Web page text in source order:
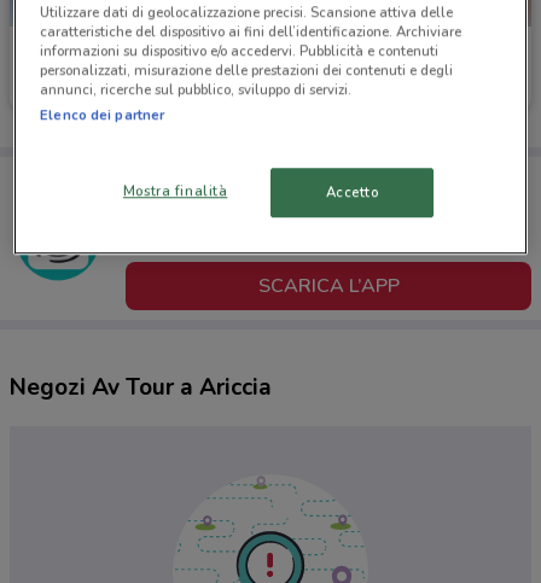
Av Tour
Scade il 03/09
Av Tour
Scade il 25/10
Porta DoveConviene sempre con te!
Puoi trovare le migliori offerte dei negozi vicino a te,
salvarle e creare la tua lista del risparmio, comodamente
SCARICA L’APP
Negozi Av Tour a Ariccia
Utilizzare dati di geolocalizzazione precisi. Scansione attiva delle
caratteristiche del dispositivo ai fini dell’identificazione. Archiviare
informazioni su dispositivo e/o accedervi. Pubblicità e contenuti
personalizzati, misurazione delle prestazioni dei contenuti e degli
annunci, ricerche sul pubblico, sviluppo di servizi.
Elenco dei partner
Mostra finalità Accetto